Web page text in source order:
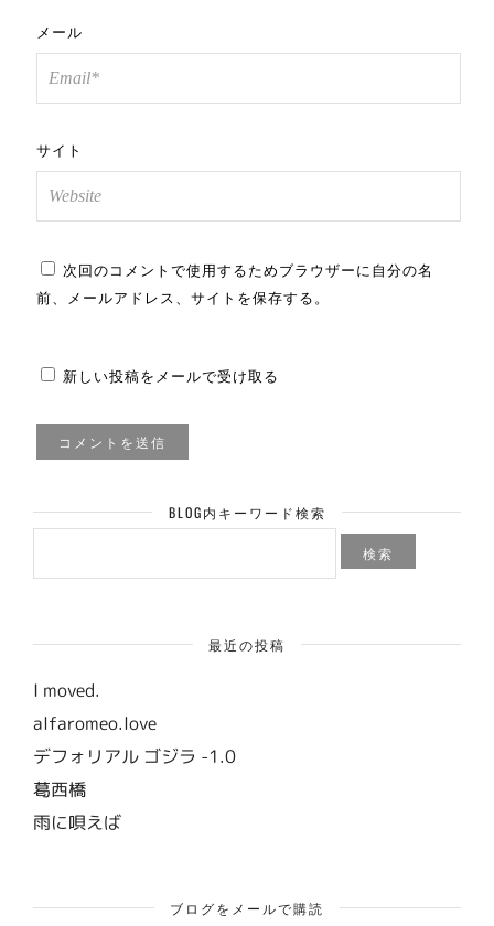
メール
サイト
次回のコメントで使用するためブラウザーに自分の名
前、メールアドレス、サイトを保存する。
新しい投稿をメールで受け取る
BLOG内キーワード検索
検
最近の投稿
I moved.
alfaromeo.love
デフォリアル ゴジラ -1.0
葛西橋
雨に唄えば
ブログをメールで購読